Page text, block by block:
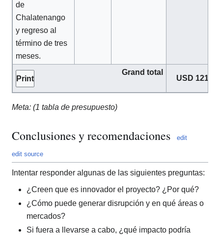
de
Chalatenango
y regreso al
término de tres
meses.
Print
Grand total
USD 1210
Meta: (1 tabla de presupuesto)
Conclusiones y recomendaciones edit
edit source
Intentar responder algunas de las siguientes preguntas:
¿Creen que es innovador el proyecto? ¿Por qué?
¿Cómo puede generar disrupción y en qué áreas o
mercados?
Si fuera a llevarse a cabo, ¿qué impacto podría